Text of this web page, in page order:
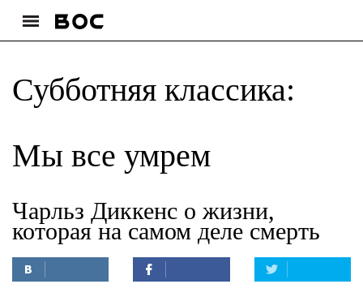
Субботняя классика:
Мы все умрем
Чарльз Диккенс о жизни,
которая на самом деле смерть